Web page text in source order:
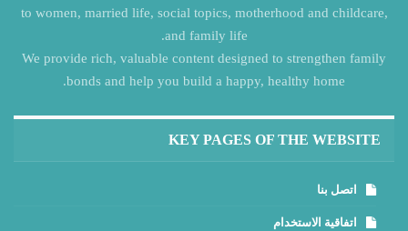
to women, married life, social topics, motherhood and childcare,
and family life.
We provide rich, valuable content designed to strengthen family
bonds and help you build a happy, healthy home.
KEY PAGES OF THE WEBSITE
اتصل بنا
اتفاقية الاستخدام